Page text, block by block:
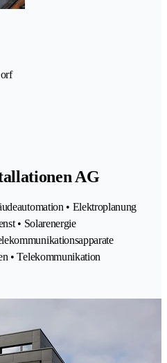
AG
• Elektroplanung
• Solarenergie
• Telekommunikation